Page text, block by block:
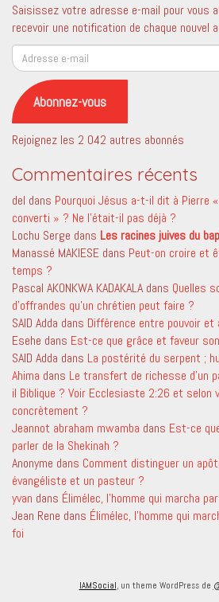
Saisissez votre adresse e-mail pour vous
recevoir une notification de chaque nouvel
Adresse
e-
mail
Abonnez-vous
Rejoignez les 2 042 autres abonnés
Commentaires récents
del dans Pourquoi Jésus a-t-il dit à Pierre
converti » ? Ne l’était-il pas déjà ?
Lochu Serge dans Les racines juives du
Manassé MAKIESE dans Peut-on croire et
temps ?
Pascal AKONKWA KADAKALA dans Quelles
d’offrandes qu’un chrétien peut faire ?
SAID Adda dans Différence entre pouvoir
Esehe dans Est-ce que grâce et faveur
SAID Adda dans La postérité du serpent ;
Ahima dans Le transfert de richesse d’un
il Biblique ? Voir Ecclesiaste 2:26 et selon
concrètement ?
Jeannot abraham mwamba dans Est-ce
parler de la Shekinah ?
Anonyme dans Comment distinguer un
évangéliste et un pasteur ?
yvan dans Élimélec, l’homme qui marcha
Jean Rene dans Élimélec, l’homme qui
foi
IAMSocial , un theme WordPress de